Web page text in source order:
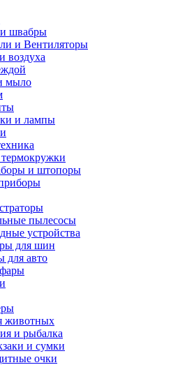
швабры
и Вентиляторы
воздуха
мыло
и лампы
и штопоры
пылесосы
устройства
для шин
для авто
животных
и рыбалка
и сумки
очки